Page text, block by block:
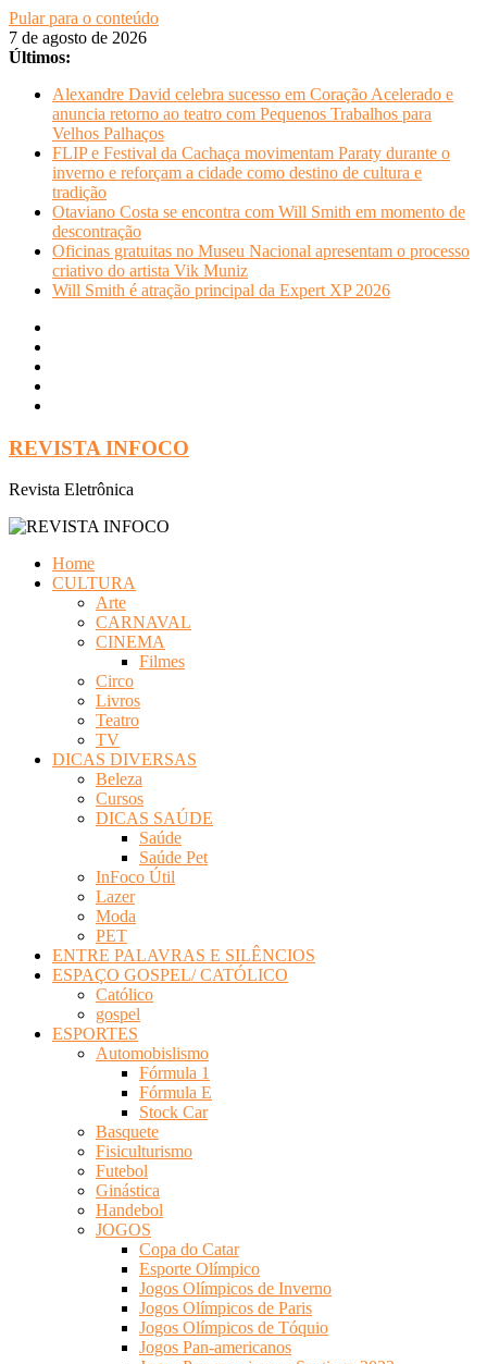
Pular para o conteúdo
7 de agosto de 2026
Últimos:
Alexandre David celebra sucesso em Coração Acelerado e
anuncia retorno ao teatro com Pequenos Trabalhos para
Velhos Palhaços
FLIP e Festival da Cachaça movimentam Paraty durante o
inverno e reforçam a cidade como destino de cultura e
tradição
Otaviano Costa se encontra com Will Smith em momento de
descontração
Oficinas gratuitas no Museu Nacional apresentam o processo
criativo do artista Vik Muniz
Will Smith é atração principal da Expert XP 2026
REVISTA INFOCO
Revista Eletrônica
Home
CULTURA
Arte
CARNAVAL
CINEMA
Filmes
Circo
Livros
Teatro
TV
DICAS DIVERSAS
Beleza
Cursos
DICAS SAÚDE
Saúde
Saúde Pet
InFoco Útil
Lazer
Moda
PET
ENTRE PALAVRAS E SILÊNCIOS
ESPAÇO GOSPEL/ CATÓLICO
Católico
gospel
ESPORTES
Automobislismo
Fórmula 1
Fórmula E
Stock Car
Basquete
Fisiculturismo
Futebol
Ginástica
Handebol
JOGOS
Copa do Catar
Esporte Olímpico
Jogos Olímpicos de Inverno
Jogos Olímpicos de Paris
Jogos Olímpicos de Tóquio
Jogos Pan-americanos